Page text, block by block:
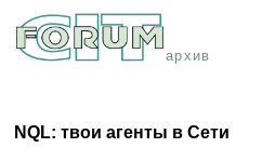
архив
NQL: твои агенты в Сети